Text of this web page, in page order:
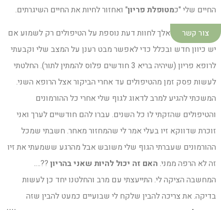
צור קשר
החיים שלי "כמטופלת פריון" ואחזור לחיות את החיים השיגרתים.
מרב ביקשה שאלך לחוות דעת נוספת על הטיפולים רק לשמוע אם
יש כיוון חדש ובכלל כדי לאפשר מבט רענן על המצב שלי וקבעתי
לרופא פריון (שיהיה בריא 3 חודשים פלוס להמתין לתור). החלטתי
לעשות פסק זמן מהטיפולים עד אחרי הביקור אצל הרופא השני.
המשכתי להגיע למרב לדאוג לגוף שלי אחרי כל ההורמונים
והטיפולים שהזקתי לו כל השנים. עברו להם חודשיים לערך ואני
זוכרת שדווקא זיו בעלי אמר לי שהמחזור מאחר. חשבתי שמכל
ההורמונים שעברתי הגוף שלי משובש אבל מהרגע ששמעתי את זיו
זה לא הרפה ממני. האם זה יכול להיות שאני בהריון ??….
המחשבה הציקה לי. התייעצתי עם מרב והחלטנו יחד כן לעשות
בדיקה. את צריכה להבין שלקח לי שבועיים כמעט להבין שזה